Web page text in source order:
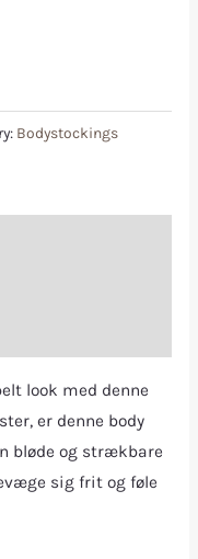
Bodystockings
look med denne
er denne body
bløde og strækbare
sig frit og føle